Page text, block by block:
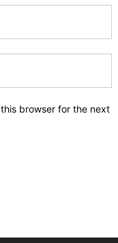
browser for the next